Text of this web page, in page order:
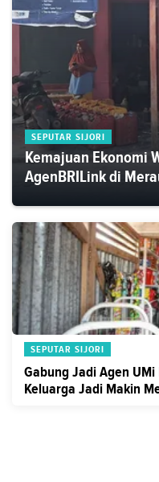
SEPUTAR SIJORI
Kemajuan Ekonomi
AgenBRILink di
SEPUTAR SIJORI
Gabung Jadi Agen
Keluarga Jadi Makin